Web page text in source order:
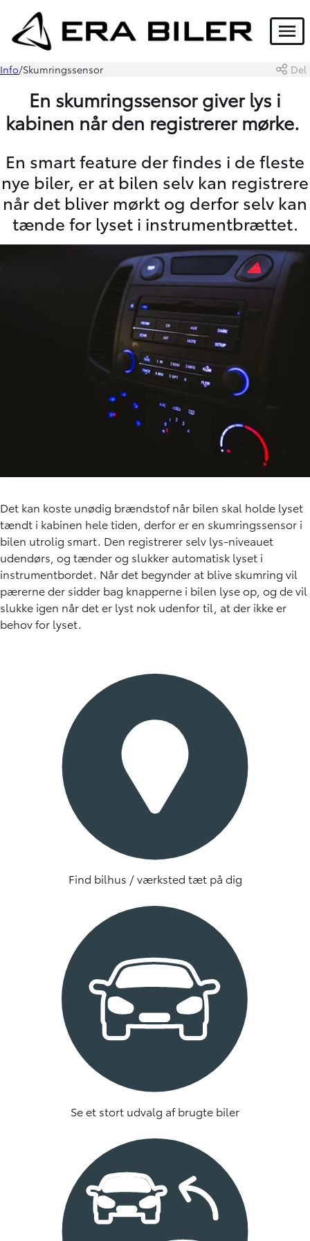
Menu
Info Skumringssensor Del
En skumringssensor giver lys i
kabinen når den registrerer mørke.
En smart feature der findes i de fleste
nye biler, er at bilen selv kan registrere
når det bliver mørkt og derfor selv kan
tænde for lyset i instrumentbrættet.
Det kan koste unødig brændstof når bilen skal holde lyset
tændt i kabinen hele tiden, derfor er en skumringssensor i
bilen utrolig smart. Den registrerer selv lys-niveauet
udendørs, og tænder og slukker automatisk lyset i
instrumentbordet. Når det begynder at blive skumring vil
pærerne der sidder bag knapperne i bilen lyse op, og de vil
slukke igen når det er lyst nok udenfor til, at der ikke er
behov for lyset.
Find bilhus / værksted tæt på dig
Se et stort udvalg af brugte biler